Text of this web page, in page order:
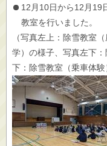
12月10日から12月19
教室を行いました。
（写真左上：除雪教室
学）の様子、写真左下
下：除雪教室（乗車体験